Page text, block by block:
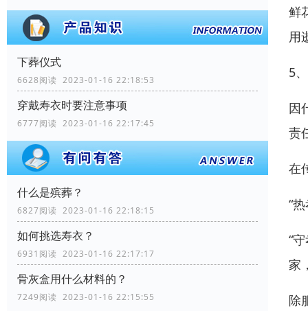
下葬仪式
6628阅读 2023-01-16 22:18:53
穿戴寿衣时要注意事项
6777阅读 2023-01-16 22:17:45
什么是殡葬？
6827阅读 2023-01-16 22:18:15
如何挑选寿衣？
6931阅读 2023-01-16 22:17:17
骨灰盒用什么材料的？
7249阅读 2023-01-16 22:15:55
鲜
用
5
因
责
在
“
“
家
除